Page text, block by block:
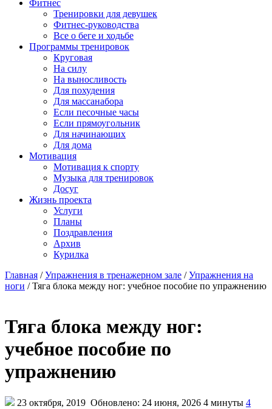
Фитнес
Тренировки для девушек
Фитнес-руководства
Все о беге и ходьбе
Программы тренировок
Круговая
На силу
На выносливость
Для похудения
Для массанабора
Если песочные часы
Если прямоугольник
Для начинающих
Для дома
Мотивация
Мотивация к спорту
Музыка для тренировок
Досуг
Жизнь проекта
Услуги
Планы
Поздравления
Архив
Курилка
Главная / Упражнения в тренажерном зале / Упражнения на
ноги / Тяга блока между ног: учебное пособие по упражнению
Тяга блока между ног:
учебное пособие по
упражнению
23 октября, 2019 Обновлено: 24 июня, 2026 4 минуты 4